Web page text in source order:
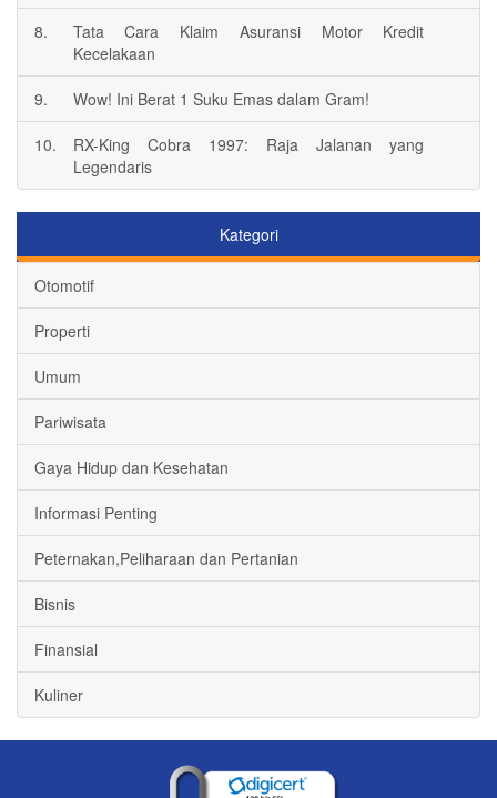
8.
Tata Cara Klaim Asuransi Motor Kredit
Kecelakaan
9. Wow! Ini Berat 1 Suku Emas dalam Gram!
10.
RX-King Cobra 1997: Raja Jalanan yang
Legendaris
Kategori
Otomotif
Properti
Umum
Pariwisata
Gaya Hidup dan Kesehatan
Informasi Penting
Peternakan,Peliharaan dan Pertanian
Bisnis
Finansial
Kuliner